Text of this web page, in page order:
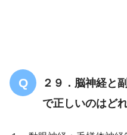
２９．脳神経と
で正しいのはどれ